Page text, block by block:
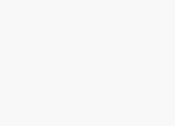
lounge) bekannt gegeben.
Wettbewerbsthema
gesamten Messelaufzeit
Bereits zum dritten Mal